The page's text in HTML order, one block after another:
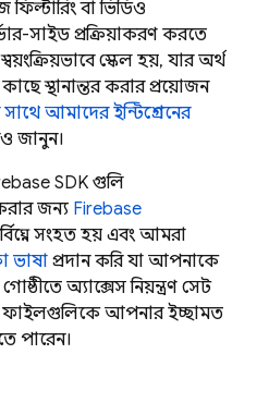
বা ভিডিও
সাইড প্রক্রিয়াকরণ করতে
স্বয়ংক্রিয়ভাবে স্কেল হয়, যার অর্থ
স্থানান্তর করার প্রয়োজন
আমাদের ইন্টিগ্রেশনের
জানুন।
SDK গুলি
জন্য Firebase
সংহত হয় এবং আমরা
ভাষা প্রদান করি যা আপনাকে
অ্যাক্সেস নিয়ন্ত্রণ সেট
আপনার ইচ্ছামত
পারেন।